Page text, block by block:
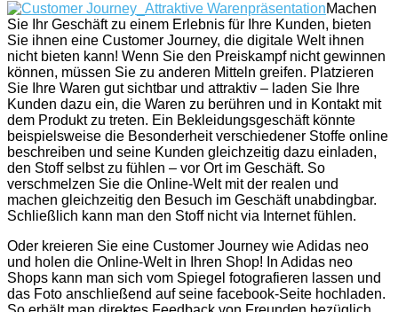
Machen
Sie Ihr Geschäft zu einem Erlebnis für Ihre Kunden, bieten
Sie ihnen eine Customer Journey, die digitale Welt ihnen
nicht bieten kann! Wenn Sie den Preiskampf nicht gewinnen
können, müssen Sie zu anderen Mitteln greifen. Platzieren
Sie Ihre Waren gut sichtbar und attraktiv – laden Sie Ihre
Kunden dazu ein, die Waren zu berühren und in Kontakt mit
dem Produkt zu treten. Ein Bekleidungsgeschäft könnte
beispielsweise die Besonderheit verschiedener Stoffe online
beschreiben und seine Kunden gleichzeitig dazu einladen,
den Stoff selbst zu fühlen – vor Ort im Geschäft. So
verschmelzen Sie die Online-Welt mit der realen und
machen gleichzeitig den Besuch im Geschäft unabdingbar.
Schließlich kann man den Stoff nicht via Internet fühlen.
Oder kreieren Sie eine Customer Journey wie Adidas neo
und holen die Online-Welt in Ihren Shop! In Adidas neo
Shops kann man sich vom Spiegel fotografieren lassen und
das Foto anschließend auf seine facebook-Seite hochladen.